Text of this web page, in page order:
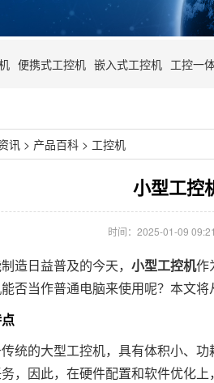
便携式工控机 嵌入式工控机 工控一
讯 > 产品百科 > 工控机
小型工控
时间：2025-01-09
日益普及的今天， 小型工控机作
否当作普通电脑来使用呢？本文将
的大型工控机，具有体积小、功
，因此，在硬件配置和软件优化上